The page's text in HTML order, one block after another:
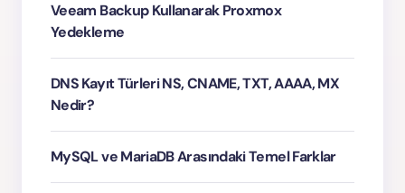
Veeam Backup Kullanarak Proxmox
Yedekleme
DNS Kayıt Türleri NS, CNAME, TXT, AAAA, MX
Nedir?
MySQL ve MariaDB Arasındaki Temel Farklar